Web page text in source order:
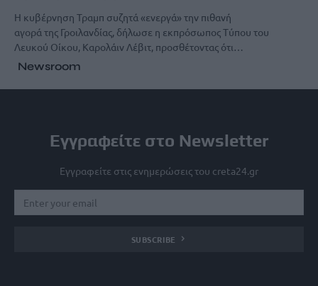
Η κυβέρνηση Τραμπ συζητά «ενεργά» την πιθανή
αγορά της Γροιλανδίας, δήλωσε η εκπρόσωπος Τύπου του
Λευκού Οίκου, Καρολάιν Λέβιτ, προσθέτοντας ότι…
Newsroom
Εγγραφείτε στο Newsletter
Εγγραφείτε στις ενημερώσεις του creta24.gr
SUBSCRIBE